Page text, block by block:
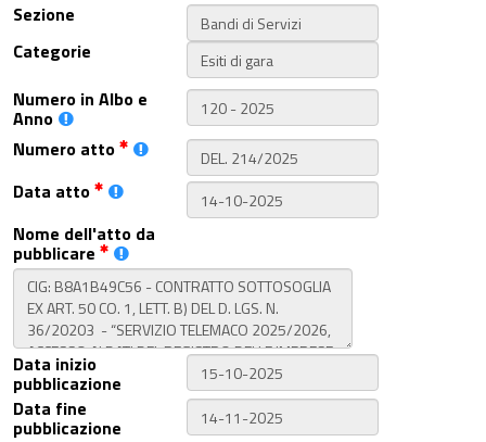
Sezione
Categorie
Numero in Albo e
Anno
Numero atto
Data atto
Nome dell'atto da
pubblicare
Data inizio
pubblicazione
Data fine
pubblicazione